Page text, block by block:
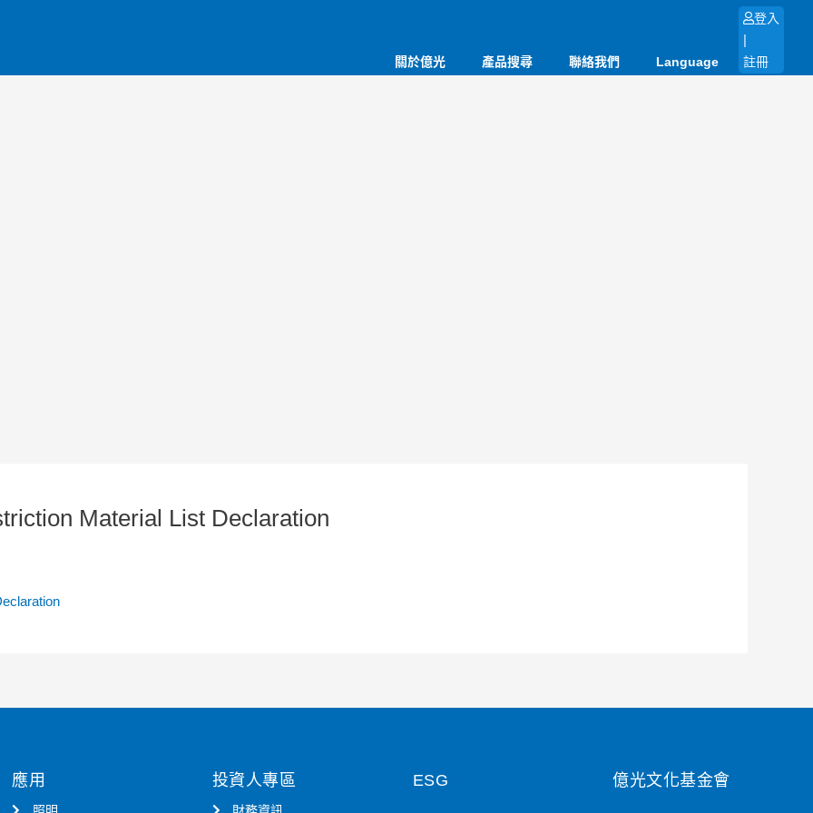
關於億光 產品搜尋 聯絡我們 Language
登入
|
註冊
Material List Declaration
應用 投資人專區 ESG 億光文化基金會